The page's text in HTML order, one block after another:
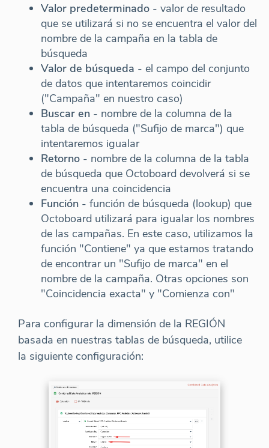
Valor predeterminado - valor de resultado
que se utilizará si no se encuentra el valor del
nombre de la campaña en la tabla de
búsqueda
Valor de búsqueda - el campo del conjunto
de datos que intentaremos coincidir
("Campaña" en nuestro caso)
Buscar en - nombre de la columna de la
tabla de búsqueda ("Sufijo de marca") que
intentaremos igualar
Retorno - nombre de la columna de la tabla
de búsqueda que Octoboard devolverá si se
encuentra una coincidencia
Función - función de búsqueda (lookup) que
Octoboard utilizará para igualar los nombres
de las campañas. En este caso, utilizamos la
función "Contiene" ya que estamos tratando
de encontrar un "Sufijo de marca" en el
nombre de la campaña. Otras opciones son
"Coincidencia exacta" y "Comienza con"
Para configurar la dimensión de la REGIÓN
basada en nuestras tablas de búsqueda, utilice
la siguiente configuración: